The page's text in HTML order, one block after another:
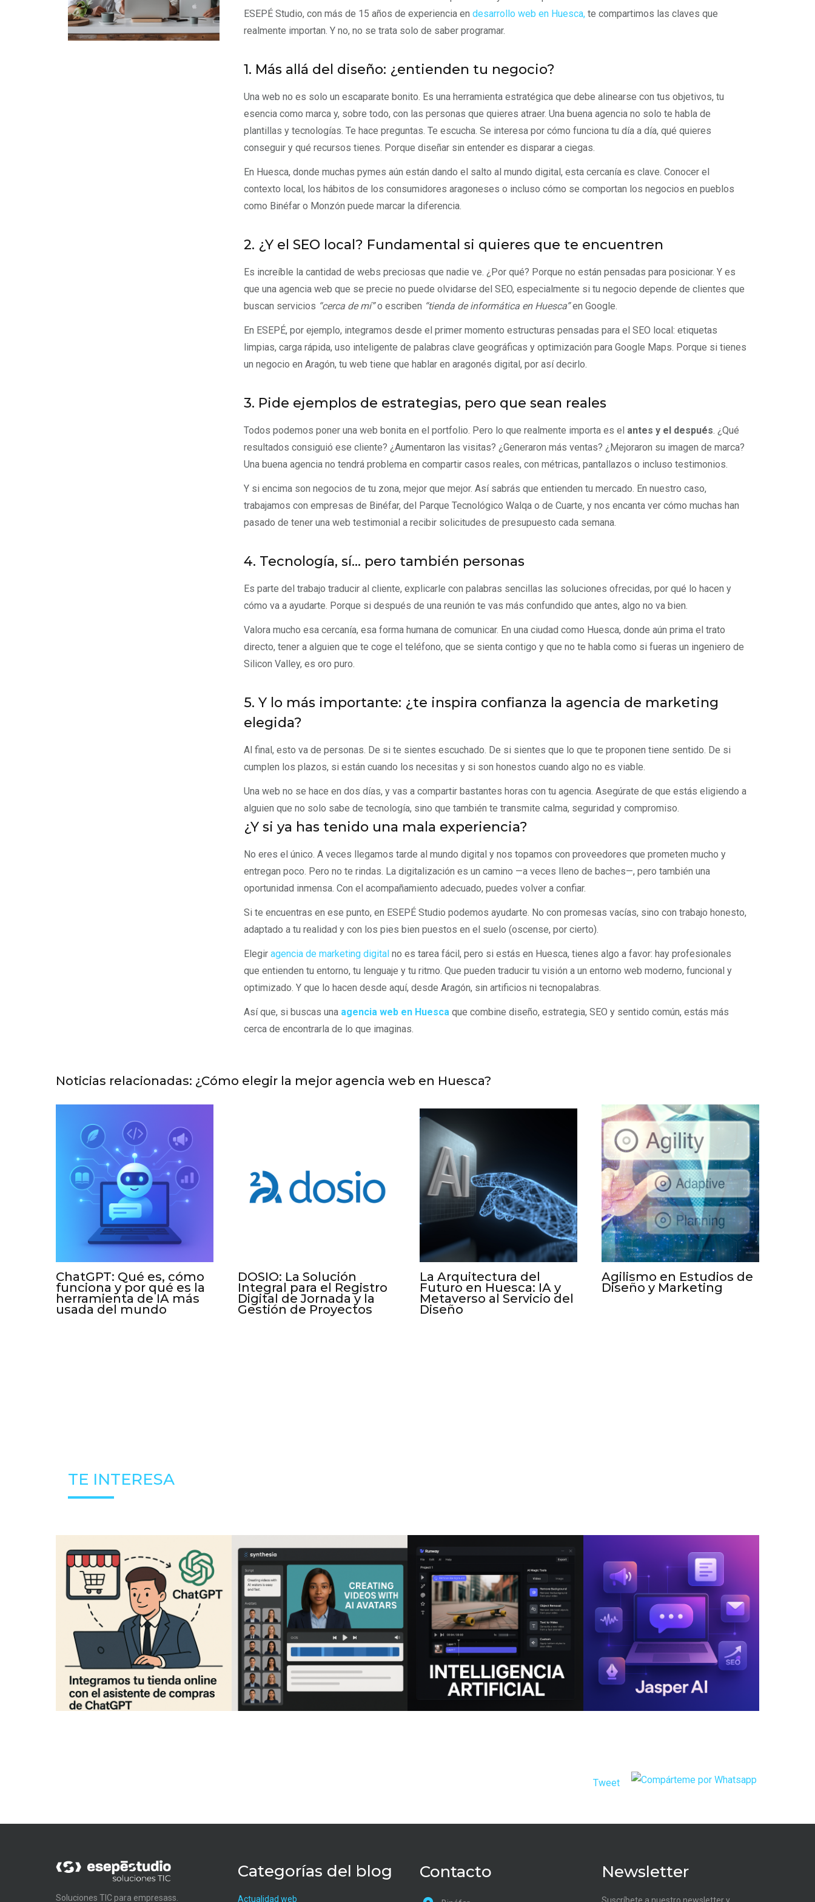
ESEPÉ Studio, con más de 15 años de experiencia en desarrollo web en Huesca, te compartimos las claves que
realmente importan. Y no, no se trata solo de saber programar.
1. Más allá del diseño: ¿entienden tu negocio?
Una web no es solo un escaparate bonito. Es una herramienta estratégica que debe alinearse con tus objetivos, tu
esencia como marca y, sobre todo, con las personas que quieres atraer. Una buena agencia no solo te habla de
plantillas y tecnologías. Te hace preguntas. Te escucha. Se interesa por cómo funciona tu día a día, qué quieres
conseguir y qué recursos tienes. Porque diseñar sin entender es disparar a ciegas.
En Huesca, donde muchas pymes aún están dando el salto al mundo digital, esta cercanía es clave. Conocer el
contexto local, los hábitos de los consumidores aragoneses o incluso cómo se comportan los negocios en pueblos
como Binéfar o Monzón puede marcar la diferencia.
2. ¿Y el SEO local? Fundamental si quieres que te encuentren
Es increíble la cantidad de webs preciosas que nadie ve. ¿Por qué? Porque no están pensadas para posicionar. Y es
que una agencia web que se precie no puede olvidarse del SEO, especialmente si tu negocio depende de clientes que
buscan servicios “cerca de mí”o escriben “tienda de informática en Huesca”en Google.
En ESEPÉ, por ejemplo, integramos desde el primer momento estructuras pensadas para el SEO local: etiquetas
limpias, carga rápida, uso inteligente de palabras clave geográficas y optimización para Google Maps. Porque si tienes
un negocio en Aragón, tu web tiene que hablar en aragonés digital, por así decirlo.
3. Pide ejemplos de estrategias, pero que sean reales
Todos podemos poner una web bonita en el portfolio. Pero lo que realmente importa es el antes y el después. ¿Qué
resultados consiguió ese cliente? ¿Aumentaron las visitas? ¿Generaron más ventas? ¿Mejoraron su imagen de marca?
Una buena agencia no tendrá problema en compartir casos reales, con métricas, pantallazos o incluso testimonios.
Y si encima son negocios de tu zona, mejor que mejor. Así sabrás que entienden tu mercado. En nuestro caso,
trabajamos con empresas de Binéfar, del Parque Tecnológico Walqa o de Cuarte, y nos encanta ver cómo muchas han
pasado de tener una web testimonial a recibir solicitudes de presupuesto cada semana.
4. Tecnología, sí... pero también personas
Es parte del trabajo traducir al cliente, explicarle con palabras sencillas las soluciones ofrecidas, por qué lo hacen y
cómo va a ayudarte. Porque si después de una reunión te vas más confundido que antes, algo no va bien.
Valora mucho esa cercanía, esa forma humana de comunicar. En una ciudad como Huesca, donde aún prima el trato
directo, tener a alguien que te coge el teléfono, que se sienta contigo y que no te habla como si fueras un ingeniero de
Silicon Valley, es oro puro.
5. Y lo más importante: ¿te inspira confianza la agencia de marketing
elegida?
Al final, esto va de personas. De si te sientes escuchado. De si sientes que lo que te proponen tiene sentido. De si
cumplen los plazos, si están cuando los necesitas y si son honestos cuando algo no es viable.
Una web no se hace en dos días, y vas a compartir bastantes horas con tu agencia. Asegúrate de que estás eligiendo a
alguien que no solo sabe de tecnología, sino que también te transmite calma, seguridad y compromiso.
¿Y si ya has tenido una mala experiencia?
No eres el único. A veces llegamos tarde al mundo digital y nos topamos con proveedores que prometen mucho y
entregan poco. Pero no te rindas. La digitalización es un camino —a veces lleno de baches—, pero también una
oportunidad inmensa. Con el acompañamiento adecuado, puedes volver a confiar.
Si te encuentras en ese punto, en ESEPÉ Studio podemos ayudarte. No con promesas vacías, sino con trabajo honesto,
adaptado a tu realidad y con los pies bien puestos en el suelo (oscense, por cierto).
Elegir agencia de marketing digital no es tarea fácil, pero si estás en Huesca, tienes algo a favor: hay profesionales
que entienden tu entorno, tu lenguaje y tu ritmo. Que pueden traducir tu visión a un entorno web moderno, funcional y
optimizado. Y que lo hacen desde aquí, desde Aragón, sin artificios ni tecnopalabras.
Así que, si buscas una agencia web en Huesca que combine diseño, estrategia, SEO y sentido común, estás más
cerca de encontrarla de lo que imaginas.
Noticias relacionadas: ¿Cómo elegir la mejor agencia web en Huesca?
ChatGPT: Qué es, cómo
funciona y por qué es la
herramienta de IA más
usada del mundo
DOSIO: La Solución
Integral para el Registro
Digital de Jornada y la
Gestión de Proyectos
La Arquitectura del
Futuro en Huesca: IA y
Metaverso al Servicio del
Diseño
Agilismo en Estudios de
Diseño y Marketing
TE INTERESA
Tweet
Soluciones TIC para empresass.
Categorías del blog
Actualidad web
Contacto Newsletter